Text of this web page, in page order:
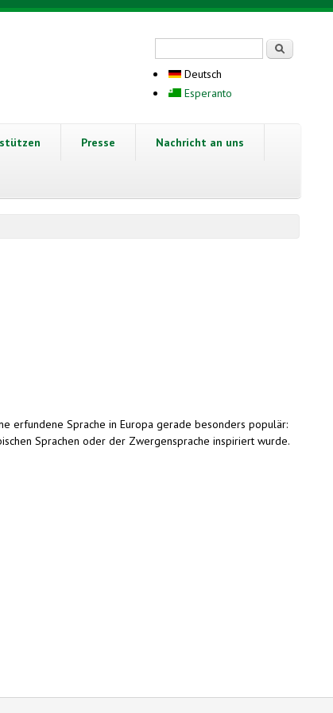
Deutsch
Esperanto
Presse Nachricht an uns
erfundene Sprache in Europa gerade besonders populär:
Sprachen oder der Zwergensprache inspiriert wurde.